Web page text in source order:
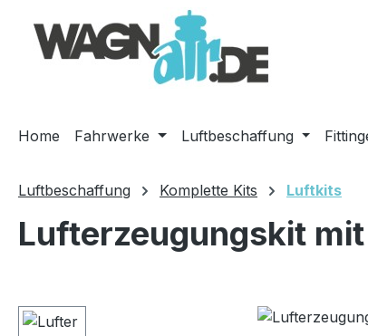
Hauptinhalt springen
Zur Suche springen
Zur Hauptnavigation springen
Home Fahrwerke Luftbeschaffung
Luftbeschaffung Komplette Kits Luftkits
Lufterzeugungskit
Bildergalerie überspringen